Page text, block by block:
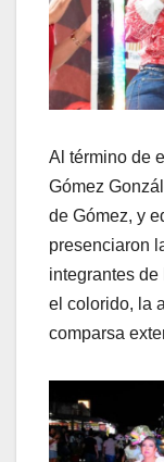
Al término de
Gómez
de Gómez, y
presenciaron
integrantes
el colorido, la
comparsa